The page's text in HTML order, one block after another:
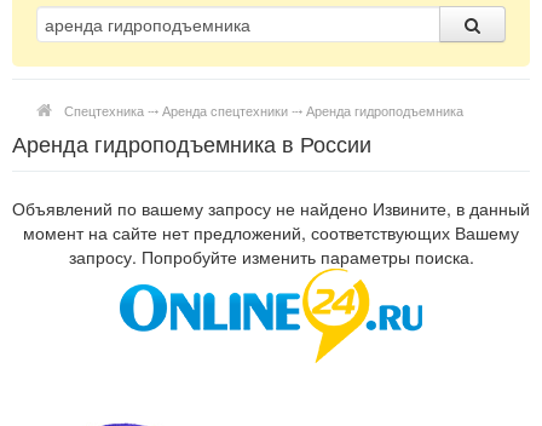
Реклама
Магазины
Объявления
Спецтехника ⤏ Аренда спецтехники ⤏ Аренда гидроподъемника
Аренда гидроподъемника в России
Объявлений по вашему запросу не найдено Извините, в данный
момент на сайте нет предложений, соответствующих Вашему
запросу. Попробуйте изменить параметры поиска.